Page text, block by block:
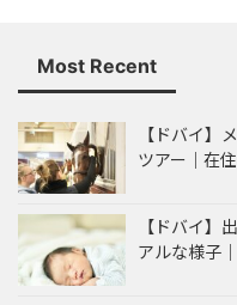
Most Recent
【ドバイ】
ツアー｜在
【ドバイ】
アルな様子